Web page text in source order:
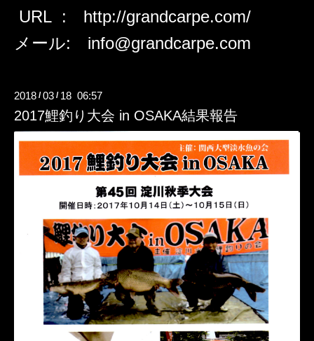
URL : http://grandcarpe.com/
メール: info@grandcarpe.com
2018 /03 / 18 06:57
2017鯉釣り大会 in OSAKA結果報告